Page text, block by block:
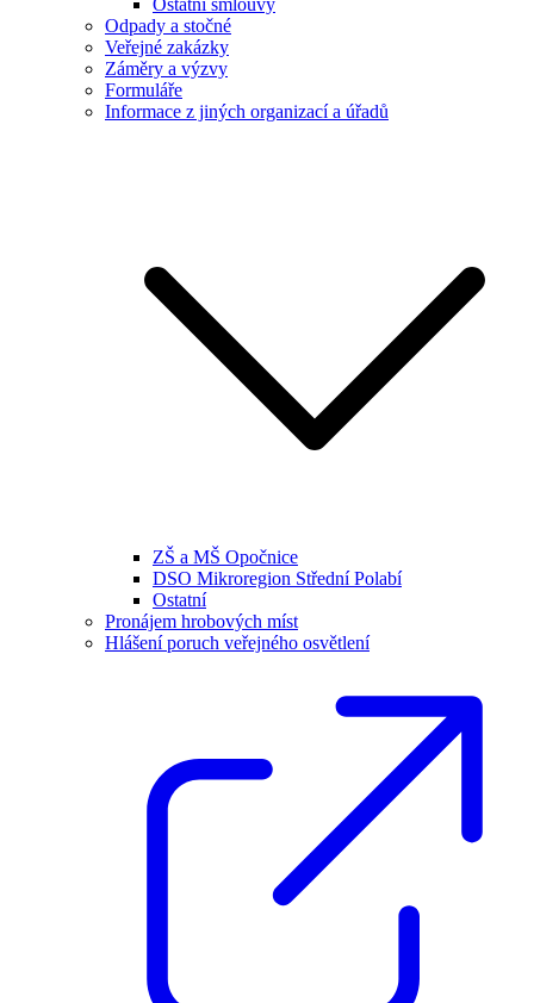
Ostatní smlouvy
Odpady a stočné
Veřejné zakázky
Záměry a výzvy
Formuláře
Informace z jiných organizací a úřadů
ZŠ a MŠ Opočnice
DSO Mikroregion Střední Polabí
Ostatní
Pronájem hrobových míst
Hlášení poruch veřejného osvětlení